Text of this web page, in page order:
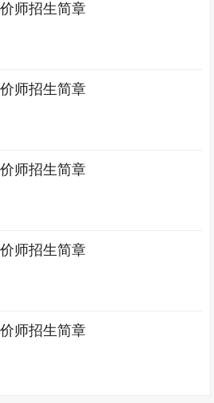
师招生简章
师招生简章
师招生简章
师招生简章
师招生简章